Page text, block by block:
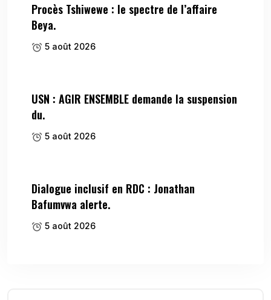
Procès Tshiwewe : le spectre de l’affaire
Beya.
5 août 2026
USN : AGIR ENSEMBLE demande la suspension
du.
5 août 2026
Dialogue inclusif en RDC : Jonathan
Bafumvwa alerte.
5 août 2026